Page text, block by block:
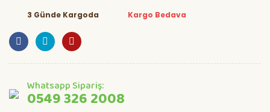
3 Günde Kargoda Kargo Bedava
Whatsapp Sipariş:
0549 326 2008